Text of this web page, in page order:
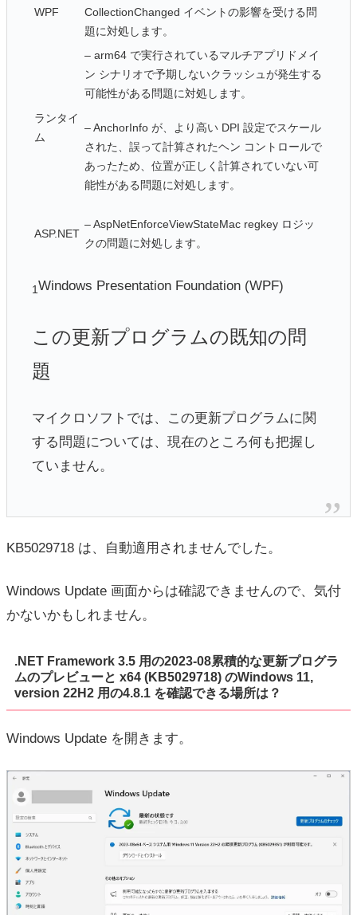
WPF
CollectionChanged イベントの影響を受ける問
題に対処します。
ランタイ
ム
– arm64 で実行されているマルチアプリドメイ
ン シナリオで予期しないクラッシュが発生する
可能性がある問題に対処します。
– AnchorInfo が、より高い DPI 設定でスケール
された、誤って計算されたヘン コントロールで
あったため、位置が正しく計算されていない可
能性がある問題に対処します。
ASP.NET
– AspNetEnforceViewStateMac regkey ロジッ
クの問題に対処します。
1Windows Presentation Foundation (WPF)
この更新プログラムの既知の問
題
マイクロソフトでは、この更新プログラムに関
する問題については、現在のところ何も把握し
ていません。
KB5029718 は、自動適用されませんでした。
Windows Update 画面からは確認できませんので、気付
かないかもしれません。
.NET Framework 3.5 用の2023-08累積的な更新プログラ
ムのプレビューと x64 (KB5029718) のWindows 11,
version 22H2 用の4.8.1 を確認できる場所は？
Windows Update を開きます。